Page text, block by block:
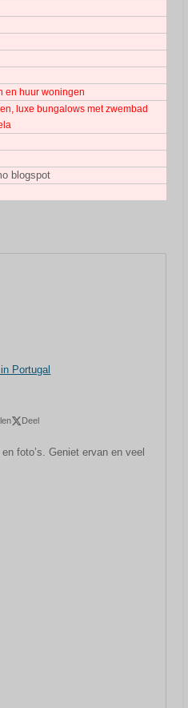
en huur woningen
luxe bungalows met zwembad
blogspot
Portugal
Deel
foto’s. Geniet ervan en veel